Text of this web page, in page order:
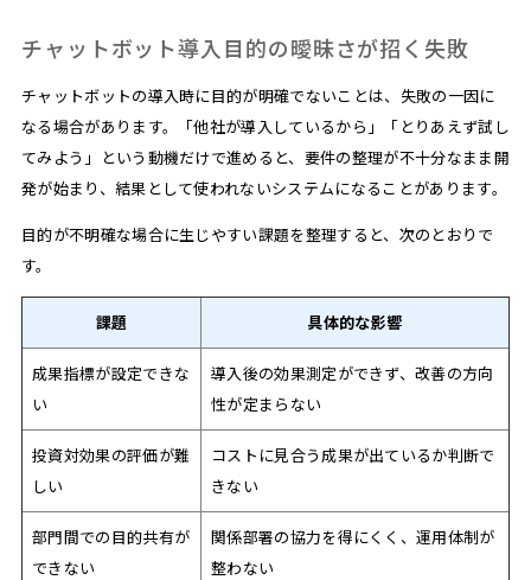
チャットボット導入目的の曖昧さが招く失敗
チャットボットの導入時に目的が明確でないことは、失敗の一因に
なる場合があります。「他社が導入しているから」「とりあえず試し
てみよう」という動機だけで進めると、要件の整理が不十分なまま開
発が始まり、結果として使われないシステムになることがあります。
目的が不明確な場合に生じやすい課題を整理すると、次のとおりで
す。
課題 具体的な影響
成果指標が設定できな
い
導入後の効果測定ができず、改善の方向
性が定まらない
投資対効果の評価が難
しい
コストに見合う成果が出ているか判断で
きない
部門間での目的共有が
できない
関係部署の協力を得にくく、運用体制が
整わない